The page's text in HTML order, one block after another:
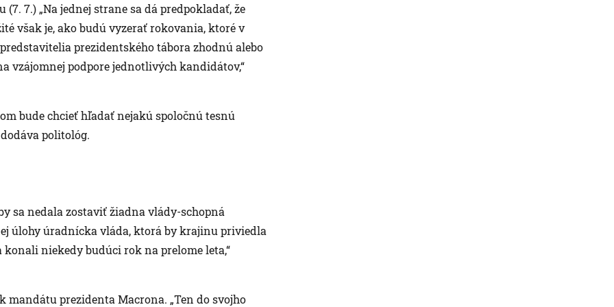
7.) „Na jednej strane sa dá predpokladať, že
však je, ako budú vyzerať rokovania, ktoré v
prezidentského tábora zhodnú alebo
vzájomnej podpore jednotlivých kandidátov,“
bude chcieť hľadať nejakú spoločnú tesnú
politológ.
sa nedala zostaviť žiadna vlády-schopná
úlohy úradnícka vláda, ktorá by krajinu priviedla
niekedy budúci rok na prelome leta,“
prezidenta Macrona. „Ten do svojho